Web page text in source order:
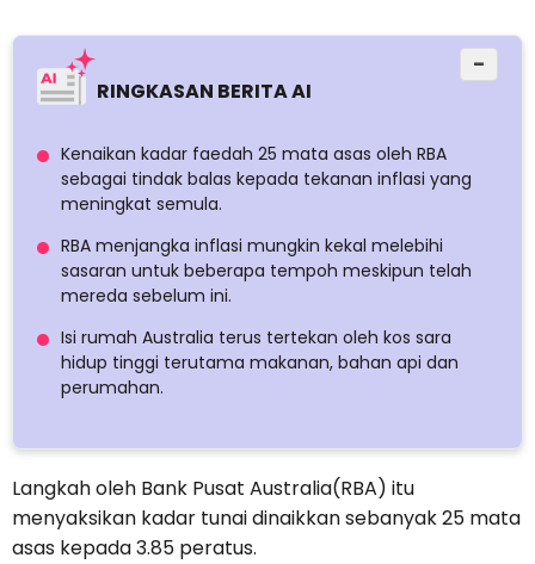
RINGKASAN BERITA AI
−
Kenaikan kadar faedah 25 mata asas oleh RBA
sebagai tindak balas kepada tekanan inflasi yang
meningkat semula.
RBA menjangka inflasi mungkin kekal melebihi
sasaran untuk beberapa tempoh meskipun telah
mereda sebelum ini.
Isi rumah Australia terus tertekan oleh kos sara
hidup tinggi terutama makanan, bahan api dan
perumahan.
Langkah oleh Bank Pusat Australia(RBA) itu
menyaksikan kadar tunai dinaikkan sebanyak 25 mata
asas kepada 3.85 peratus.